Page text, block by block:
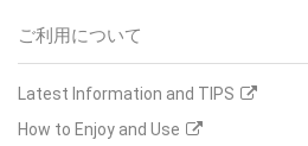
ご利用について
Latest Information and TIPS
How to Enjoy and Use